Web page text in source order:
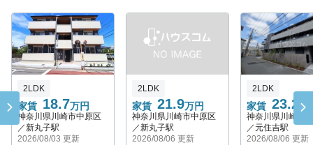
家賃 18.7万円
2LDK
神奈川県川崎市中原区
／新丸子駅
2026/08/03 更新
家賃 21.9万円
2LDK
神奈川県川崎市中原区
／新丸子駅
2026/08/06 更新
家賃 23.2 万
2LDK
神奈川県川崎市
／元住吉駅
2026/08/06 更新